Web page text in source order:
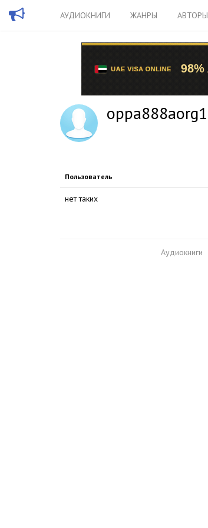
АУДИОКНИГИ ЖАНРЫ АВТОРЫ
oppa888aorg1
Пользователь
нет таких
Аудиокниги